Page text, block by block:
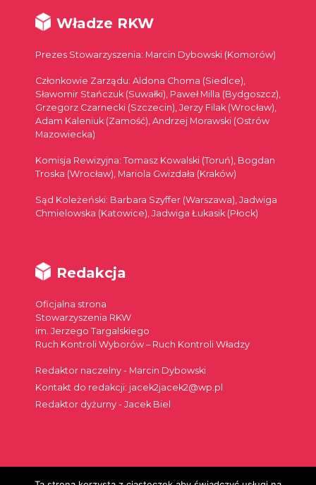
Władze RKW
Prezes Stowarzyszenia: Marcin Dybowski (Komorów)
Członkowie Zarządu: Aldona Choma (Siedlce),
Sławomir Stańczuk (Suwałki), Paweł Milla (Bydgoszcz),
Grzegorz Czarnecki (Szczecin), Jerzy Filak (Wrocław),
Adam Kaleniuk (Zamość), Andrzej Morawski (Ostrów
Mazowiecka)
Komisja Rewizyjna: Tomasz Kowalski (Toruń), Bogdan
Troska (Wrocław), Mariola Gwizdała (Kraków)
Sąd Koleżeński: Barbara Szyffer (Warszawa), Jadwiga
Chmielowska (Katowice), Jadwiga Łukasik (Płock)
Redakcja
Oficjalna strona
Stowarzyszenia RKW
im. Jerzego Targalskiego
Ruch Kontroli Wyborów – Ruch Kontroli Władzy
Redaktor naczelny - Marcin Dybowski
Kontakt do redakcji: jacek2jacek2@wp.pl
Redaktor dyżurny - Jacek Biel